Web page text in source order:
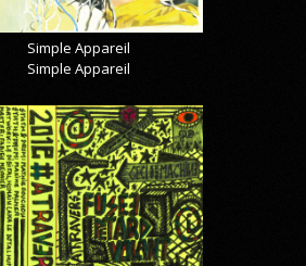
Simple Appareil
Simple Appareil